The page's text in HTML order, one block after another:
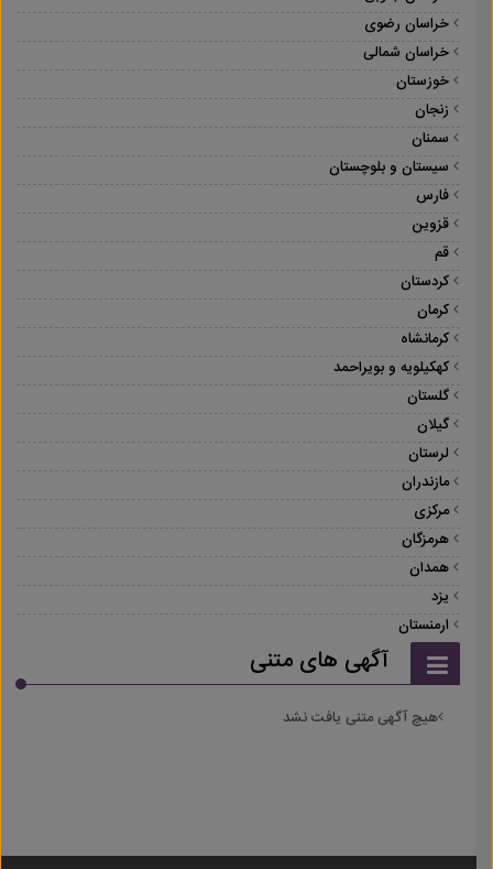
خراسان رضوی
خراسان شمالی
خوزستان
زنجان
سمنان
سیستان و بلوچستان
فارس
قزوین
قم
کردستان
کرمان
کرمانشاه
کهکیلویه و بویراحمد
گلستان
گیلان
لرستان
مازندران
مرکزی
هرمزگان
همدان
یزد
ارمنستان
آگهی های متنی
هیچ آگهی متنی یافت نشد